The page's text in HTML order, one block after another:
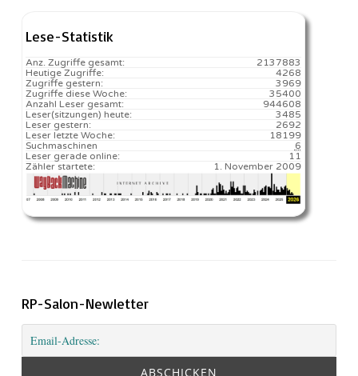
Lese-Statistik
2137883
Anz. Zugriffe gesamt:
4268
Heutige Zugriffe:
3969
Zugriffe gestern:
35400
Zugriffe diese Woche:
944608
Anzahl Leser gesamt:
3485️
Leser(sitzungen) heute:
2692
Leser gestern:
18199️
Leser letzte Woche:
6
Suchmaschinen
11
Leser gerade online:
1. November 2009
Zähler startete:
RP-Salon-Newletter